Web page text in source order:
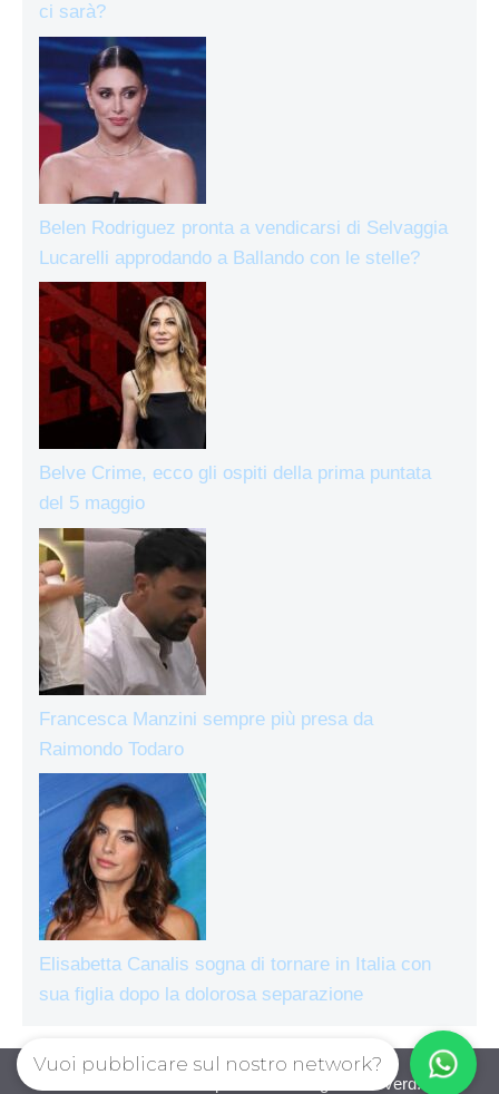
ci sarà?
Belen Rodriguez pronta a vendicarsi di Selvaggia
Lucarelli approdando a Ballando con le stelle?
Belve Crime, ecco gli ospiti della prima puntata
del 5 maggio
Francesca Manzini sempre più presa da
Raimondo Todaro
Elisabetta Canalis sogna di tornare in Italia con
sua figlia dopo la dolorosa separazione
Attualissimo Gossip © 2026. All right reserverd.
Vuoi pubblicare sul nostro network?